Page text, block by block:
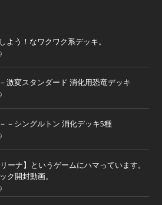
よう！なワクワク系デッキ。
激変スタンダード 消化用恐竜デッキ
－シングルトン 消化デッキ5種
ーナ】というゲームにハマっています。
ク開封動画。